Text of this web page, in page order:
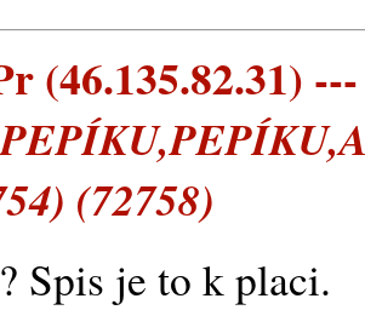
(46.135.82.31)
(72758)
Spis je to k placi.